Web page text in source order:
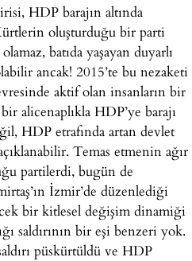
HDP barajın altında
oluşturduğu bir parti
batıda yaşayan duyarlı
ancak! 2015’te bu nezaketi
aktif olan insanların bir
alicenaplıkla HDP’ye barajı
HDP etrafında artan devlet
Temas etmenin ağır
partilerdi, bugün de
İzmir’de düzenlediği
bir kitlesel değişim dinamiği
saldırının bir eşi benzeri yok.
püskürtüldü ve HDP